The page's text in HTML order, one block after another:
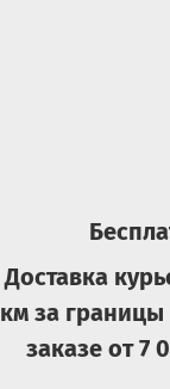
Доставка
км за
заказе от 7